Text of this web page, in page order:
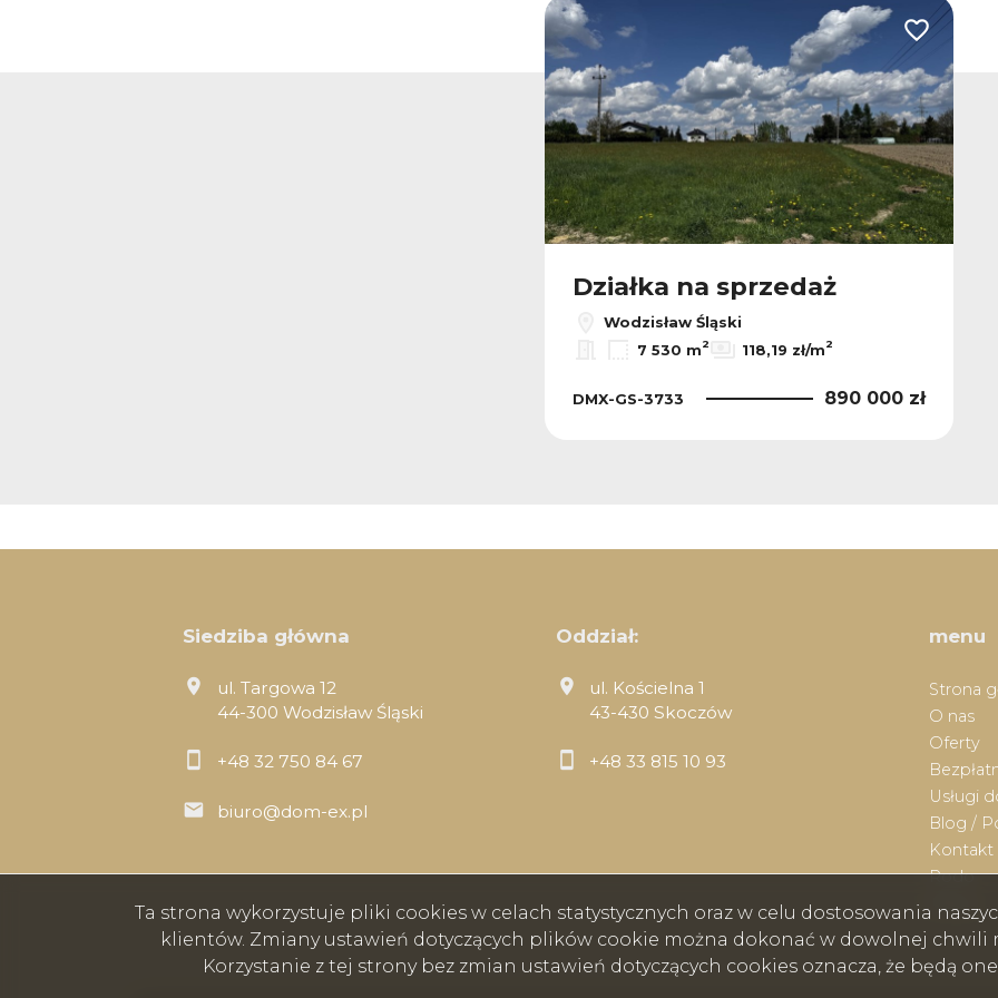
Dodaj do
Działka na sprzedaż
Wodzisław Śląski
7 530 m2 118,19 zł/m2
DMX-GS-3733 890 000 zł
Siedziba główna
ul. Targowa 12
44-300 Wodzisław Śląski
+48 32 750 84 67
biuro@dom-ex.pl
Oddział:
ul. Kościelna 1
43-430 Skoczów
+48 33 815 10 93
menu
Strona
O nas
Oferty
Usługi
Blog /
Kontakt
Rodo
Ta strona wykorzystuje pliki cookies w celach statystycznych oraz w celu dostosowania
klientów. Zmiany ustawień dotyczących plików cookie można dokonać w dowolnej chwili
Korzystanie z tej strony bez zmian ustawień dotyczących cookies oznacza, że będą